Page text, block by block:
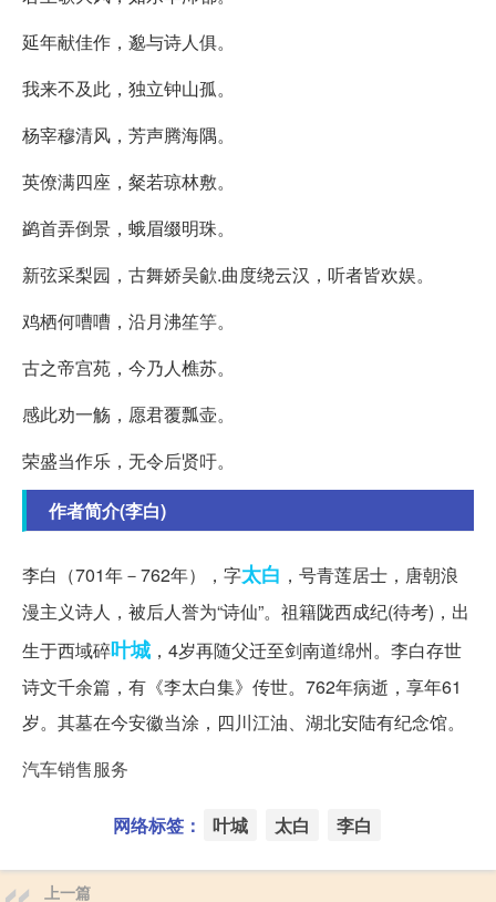
延年献佳作，邈与诗人俱。
我来不及此，独立钟山孤。
杨宰穆清风，芳声腾海隅。
英僚满四座，粲若琼林敷。
鹢首弄倒景，蛾眉缀明珠。
新弦采梨园，古舞娇吴歈.曲度绕云汉，听者皆欢娱。
鸡栖何嘈嘈，沿月沸笙竽。
古之帝宫苑，今乃人樵苏。
感此劝一觞，愿君覆瓢壶。
荣盛当作乐，无令后贤吁。
作者简介(李白)
李白（701年－762年），字太白 ，号青莲居士，唐朝浪
漫主义诗人，被后人誉为“诗仙”。祖籍陇西成纪(待考)，出
生于西域碎叶城 ，4岁再随父迁至剑南道绵州。李白存世
诗文千余篇，有《李太白集》传世。762年病逝，享年61
岁。其墓在今安徽当涂，四川江油、湖北安陆有纪念馆。
汽车销售服务
网络标签： 叶城 太白 李白
上一篇